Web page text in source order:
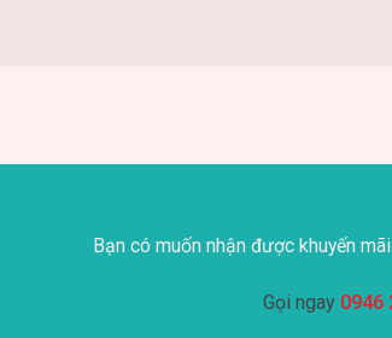
Bạn có muốn nhận được khuyến
Gọi ngay 0946